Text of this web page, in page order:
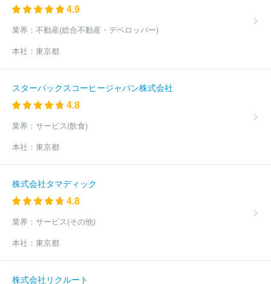
4.9
業界： 不動産(総合不動産・デベロッパー)
本社： 東京都
スターバックスコーヒージャパン株式会社
4.8
業界： サービス(飲食)
本社： 東京都
株式会社タマディック
4.8
業界： サービス(その他)
本社： 東京都
株式会社リクルート